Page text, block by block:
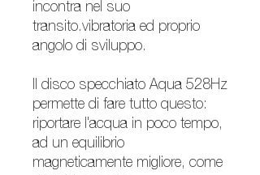
incontra nel suo
transito.vibratoria ed proprio
angolo di sviluppo.
Il disco specchiato Aqua 528Hz
permette di fare tutto questo:
riportare l'acqua in poco tempo,
ad un equilibrio
magneticamente migliore, come